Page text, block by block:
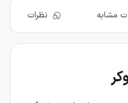
مشابه نظرات